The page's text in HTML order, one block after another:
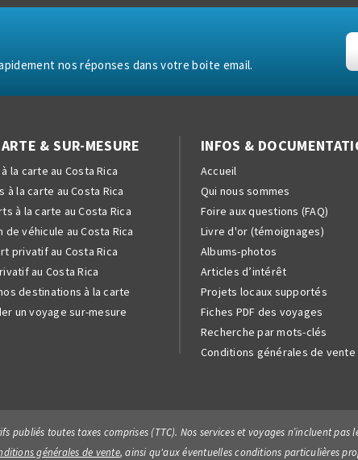
nos réponses dans votre boite email.
& SUR-MESURE
la carte au Costa Rica
à la carte au Costa Rica
à la carte au Costa Rica
de véhicule au Costa Rica
privatif au Costa Rica
au Costa Rica
destinations à la carte
un voyage sur-mesure
INFOS &
Accueil
Qui nous sommes
Foire aux questions (FAQ)
Livre d'or (témoignages)
Albums-photos
Articles d’intérêt
Projets locaux supportés
Fiches PDF des voyages
Recherche par mots-clés
Conditions générales de vente
publiés toutes taxes comprises (TTC). Nos services et voyages n’incluent
générales de vente, ainsi qu'aux éventuelles conditions particulières